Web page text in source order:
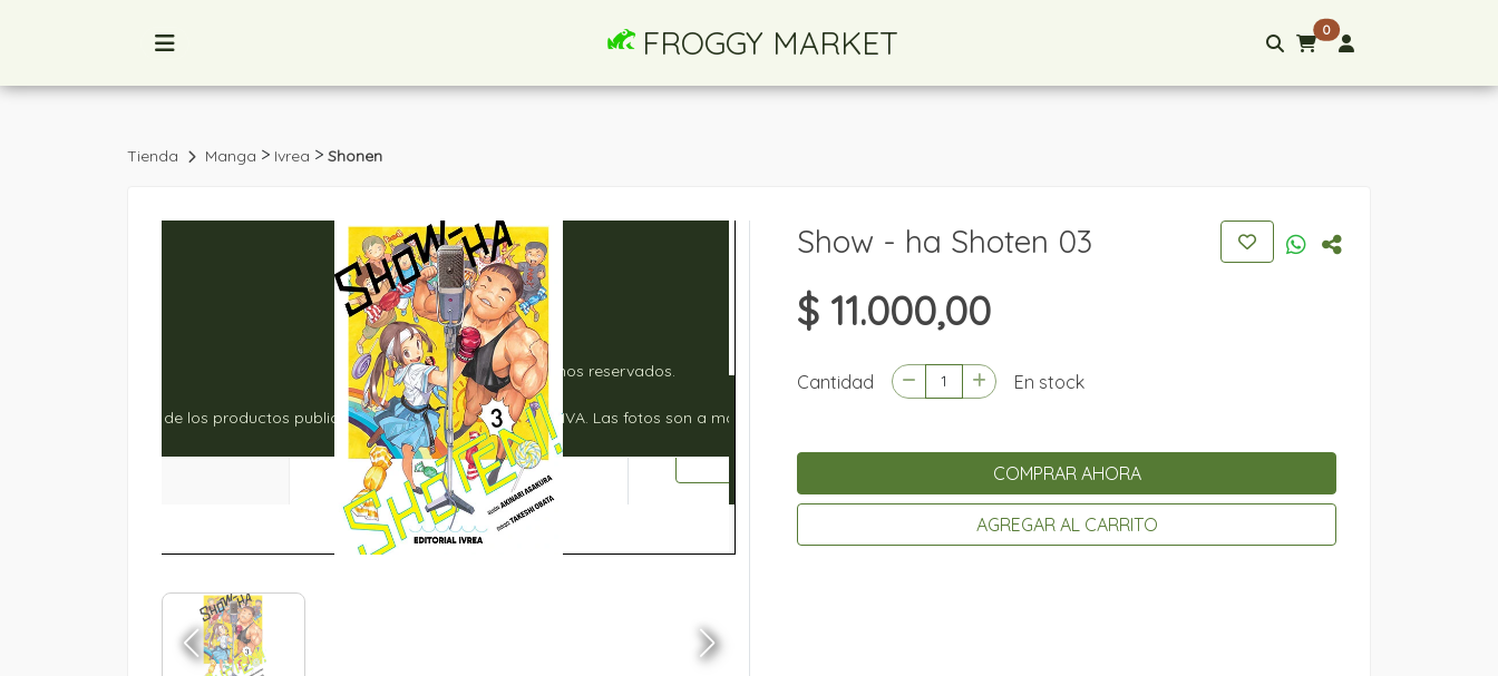
FROGGY MARKET 0
Tienda Manga > Ivrea > Shonen
Show - ha Shoten 03
$ 11.000,00
Cantidad En stock
COMPRAR AHORA
AGREGAR AL CARRITO